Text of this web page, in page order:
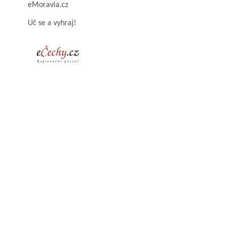
eMoravia.cz
Uč se a vyhraj!